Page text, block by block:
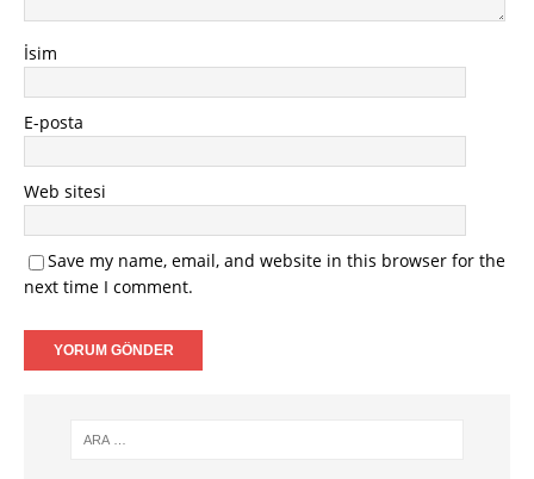
İsim
E-posta
Web sitesi
Save my name, email, and website in this browser for the
next time I comment.